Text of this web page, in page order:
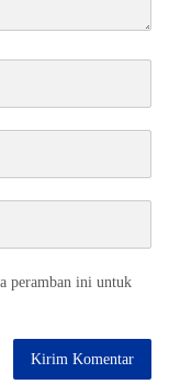
peramban ini untuk